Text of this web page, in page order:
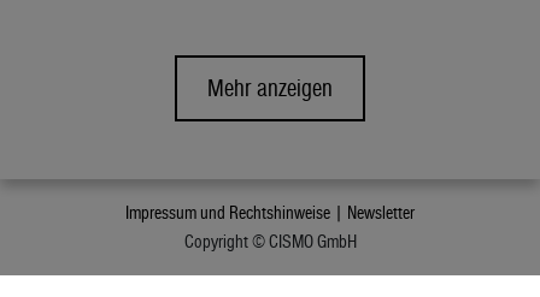
Mehr anzeigen
Impressum und Rechtshinweise | Newsletter
Copyright © CISMO GmbH